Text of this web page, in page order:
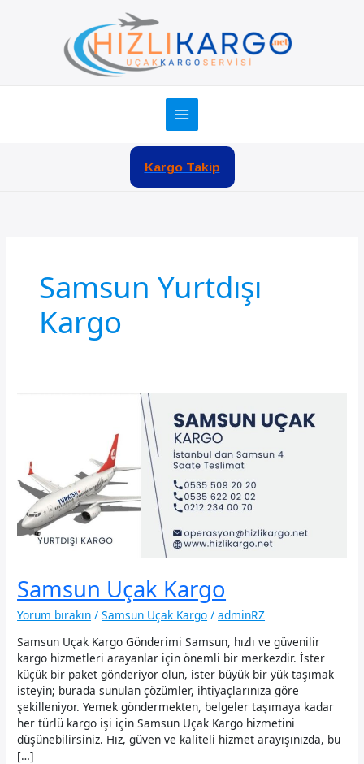
Kargo Takip
Samsun Yurtdışı
Kargo
Samsun Uçak Kargo
Yorum bırakın /Samsun Uçak Kargo /adminRZ
Samsun Uçak Kargo Gönderimi Samsun, hızlı ve güvenilir
kargo hizmetleri arayanlar için önemli bir merkezdir. İster
küçük bir paket gönderiyor olun, ister büyük bir yük taşımak
isteyin; burada sunulan çözümler, ihtiyaçlarınıza göre
şekilleniyor. Yemek göndermekten, belgeler taşımaya kadar
her türlü kargo işi için Samsun Uçak Kargo hizmetini
düşünebilirsiniz. Hız, güven ve kaliteli hizmet arayışınızda, bu
[…]